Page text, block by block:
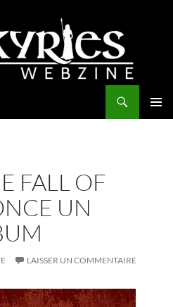
FALL OF
UN
LAISSER UN COMMENTAIRE